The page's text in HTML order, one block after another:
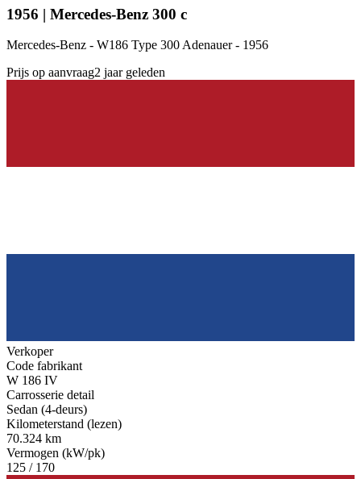
1956 | Mercedes-Benz 300 c
Mercedes-Benz - W186 Type 300 Adenauer - 1956
Prijs op aanvraag2 jaar geleden
Verkoper
Code fabrikant
W 186 IV
Carrosserie detail
Sedan (4-deurs)
Kilometerstand (lezen)
70.324 km
Vermogen (kW/pk)
125 / 170